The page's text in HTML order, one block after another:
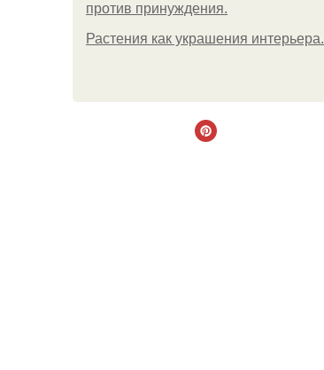
против принуждения.
Растения как украшения интерьера.